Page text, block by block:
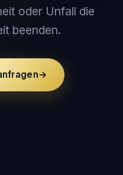
oder Unfall die
beenden.
→